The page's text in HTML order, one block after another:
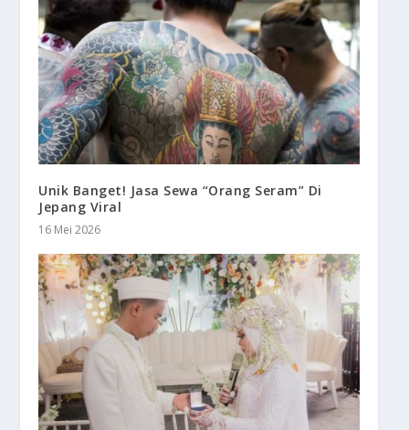
Unik Banget! Jasa Sewa “Orang Seram” Di
Jepang Viral
16 Mei 2026